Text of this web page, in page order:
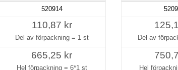
520914
110,87 kr
Del av förpackning = 1 st
665,25 kr
Hel förpackning = 6*1 st
Del av
Hel